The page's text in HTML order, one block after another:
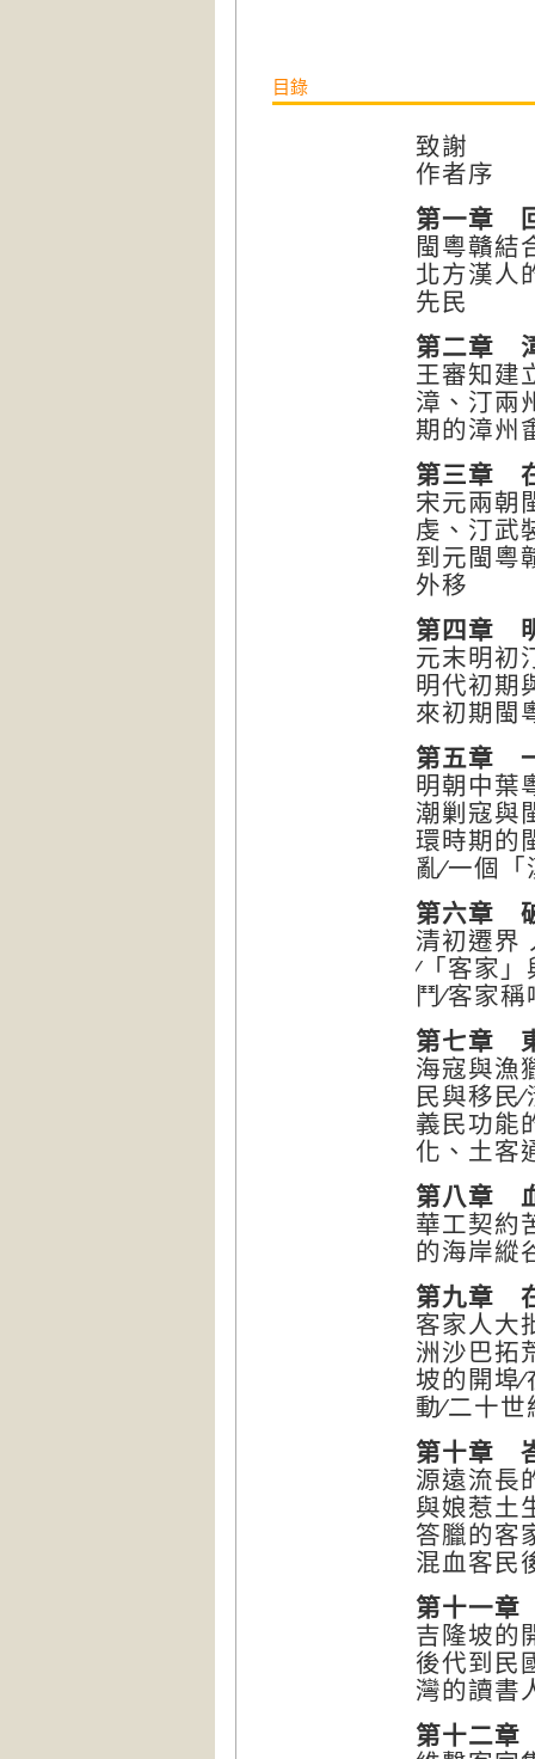
目錄
致謝
作者序
第一章
閩粵贛結
北方漢人
先民
第二章
王審知建
漳、汀兩
期的漳州
第三章
宋元兩朝
虔、汀武
到元閩粵
外移
第四章
元末明初
明代初期
來初期閩
第五章
明朝中葉
潮剿寇與
環時期的
亂∕一個
第六章
清初遷界
∕「客家
鬥∕客家
第七章
海寇與漁
民與移民
義民功能
化、土客
第八章
華工契約
的海岸縱
第九章
客家人大
洲沙巴拓
坡的開埠
動∕二十
第十章
源遠流長
與娘惹土
答臘的客
混血客民
第十一章
吉隆坡的
後代到民
灣的讀書
第十二